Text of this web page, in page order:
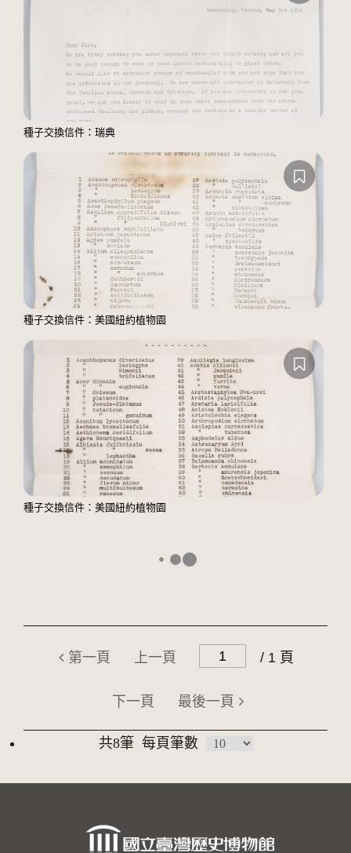
種子交換信件：瑞典
種子交換信件：美國紐約植物園
種子交換信件：美國紐約植物園
第一頁 上一頁 / 1 頁
下一頁 最後一頁
共8筆 每頁筆數